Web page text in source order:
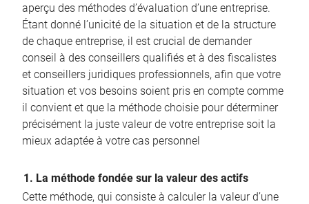
aperçu des méthodes d’évaluation d’une entreprise.
Étant donné l’unicité de la situation et de la structure
de chaque entreprise, il est crucial de demander
conseil à des conseillers qualifiés et à des fiscalistes
et conseillers juridiques professionnels, afin que votre
situation et vos besoins soient pris en compte comme
il convient et que la méthode choisie pour déterminer
précisément la juste valeur de votre entreprise soit la
mieux adaptée à votre cas personnel
1. La méthode fondée sur la valeur des actifs
Cette méthode, qui consiste à calculer la valeur d’une